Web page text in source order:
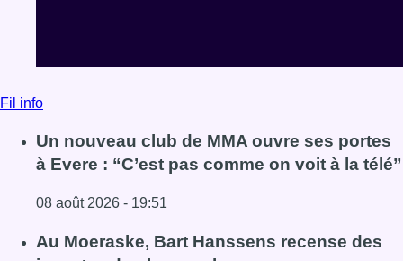
Fil info
Un nouveau club de MMA ouvre ses portes
à Evere : “C’est pas comme on voit à la télé”
08 août 2026 - 19:51
Lire l'article Un nouveau club de MMA ouvre ses portes à
Au Moeraske, Bart Hanssens recense des